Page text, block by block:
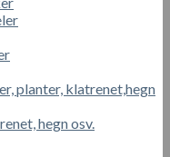
planter, klatrenet,hegn
hegn osv.